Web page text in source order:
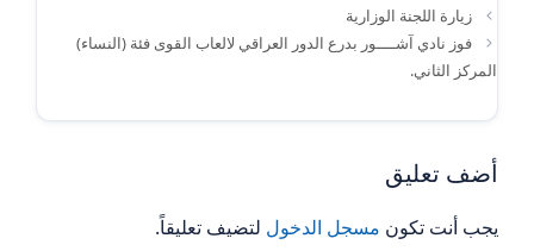
زيارة اللجنة الوزارية
فوز نادي آشــــور بدرع الدور العراقي لالعاب القوى فئة (النساء)
المركز الثاني.
أضف تعليق
يجب أنت تكون مسجل الدخول لتضيف تعليقاً.